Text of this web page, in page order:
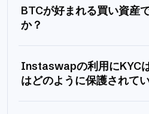
BTCが好まれる買い資産
か？
Instaswapの利用にKYC
はどのように保護されて